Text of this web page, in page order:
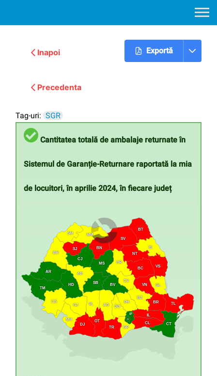
Inapoi Exportă
Precedenta
Tag-uri: SGR
Cantitatea totală de ambalaje returnate în
Sistemul de Garanție-Returnare raportată la mia
de locuitori, în aprilie 2024, în fiecare județ
AR
BH
CS PH
IF
TM
BT
GL
BZ
BR TL
CT
GR
DB
IS
NT
SJ
SM
AG
SB
VL
BV
CV
HR
MM
MS
CJ
HD
AB
BN
VN
VS
DJ
GJ
MH
BC
OT
TR
B
CL
SV
IL